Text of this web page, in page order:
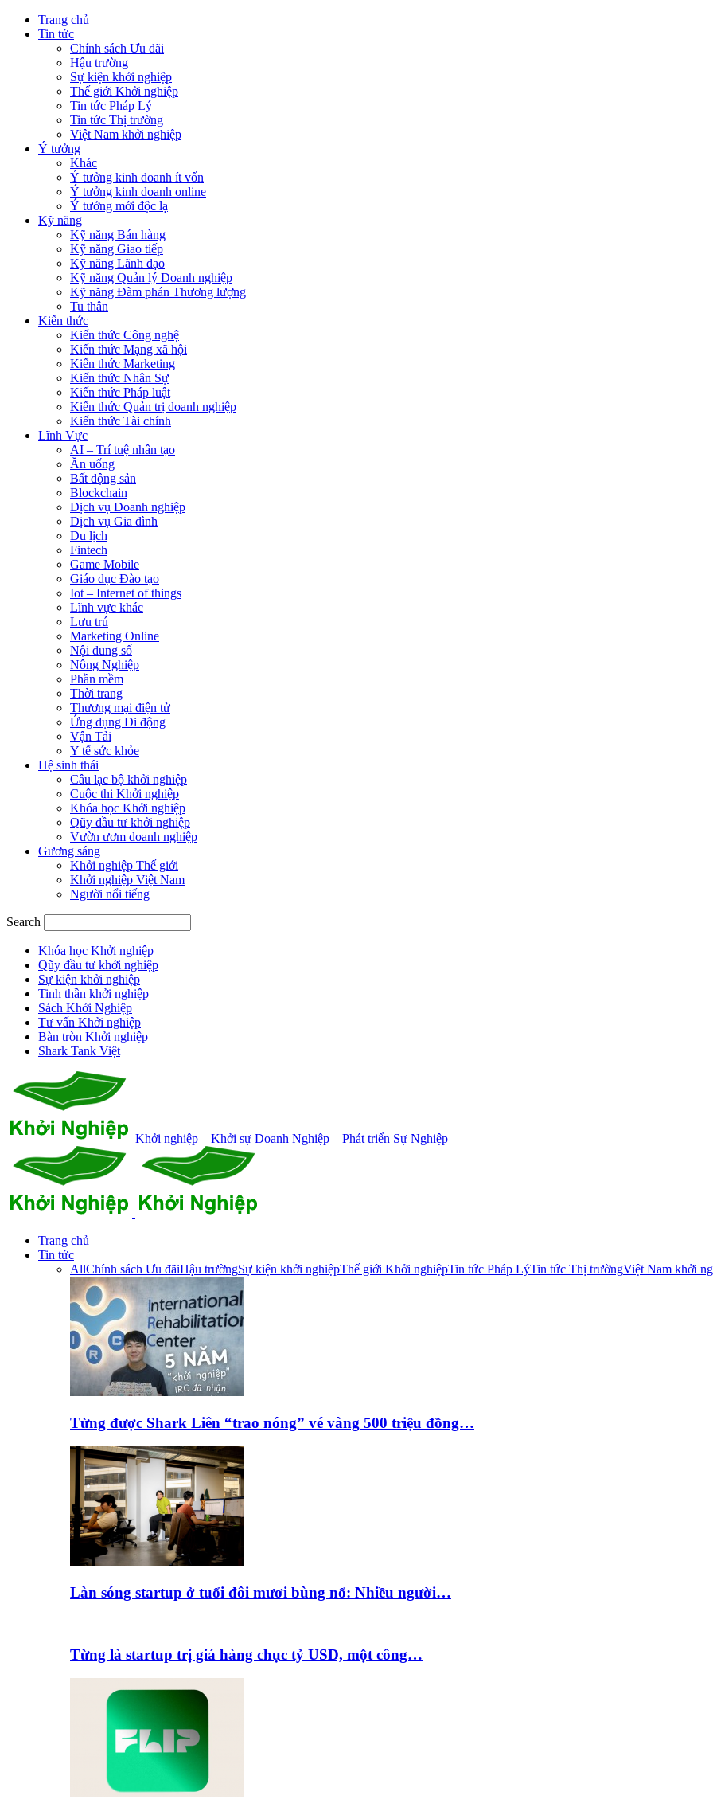
Trang chủ
Tin tức
Chính sách Ưu đãi
Hậu trường
Sự kiện khởi nghiệp
Thế giới Khởi nghiệp
Tin tức Pháp Lý
Tin tức Thị trường
Việt Nam khởi nghiệp
Ý tưởng
Khác
Ý tưởng kinh doanh ít vốn
Ý tưởng kinh doanh online
Ý tưởng mới độc lạ
Kỹ năng
Kỹ năng Bán hàng
Kỹ năng Giao tiếp
Kỹ năng Lãnh đạo
Kỹ năng Quản lý Doanh nghiệp
Kỹ năng Đàm phán Thương lượng
Tu thân
Kiến thức
Kiến thức Công nghệ
Kiến thức Mạng xã hội
Kiến thức Marketing
Kiến thức Nhân Sự
Kiến thức Pháp luật
Kiến thức Quản trị doanh nghiệp
Kiến thức Tài chính
Lĩnh Vực
AI – Trí tuệ nhân tạo
Ăn uống
Bất động sản
Blockchain
Dịch vụ Doanh nghiệp
Dịch vụ Gia đình
Du lịch
Fintech
Game Mobile
Giáo dục Đào tạo
Iot – Internet of things
Lĩnh vực khác
Lưu trú
Marketing Online
Nội dung số
Nông Nghiệp
Phần mềm
Thời trang
Thương mại điện tử
Ứng dụng Di động
Vận Tải
Y tế sức khỏe
Hệ sinh thái
Câu lạc bộ khởi nghiệp
Cuộc thi Khởi nghiệp
Khóa học Khởi nghiệp
Qũy đầu tư khởi nghiệp
Vườn ươm doanh nghiệp
Gương sáng
Khởi nghiệp Thế giới
Khởi nghiệp Việt Nam
Người nổi tiếng
Search
Khóa học Khởi nghiệp
Qũy đầu tư khởi nghiệp
Sự kiện khởi nghiệp
Tinh thần khởi nghiệp
Sách Khởi Nghiệp
Tư vấn Khởi nghiệp
Bàn tròn Khởi nghiệp
Shark Tank Việt
Khởi nghiệp – Khởi sự Doanh Nghiệp – Phát triển Sự Nghiệp
Trang chủ
Tin tức
AllChính sách Ưu đãiHậu trườngSự kiện khởi nghiệpThế giới Khởi nghiệpTin tức Pháp LýTin tức Thị trườngViệt Nam khởi
Từng được Shark Liên “trao nóng” vé vàng 500 triệu đồng…
Làn sóng startup ở tuổi đôi mươi bùng nổ: Nhiều người…
Từng là startup trị giá hàng chục tỷ USD, một công…